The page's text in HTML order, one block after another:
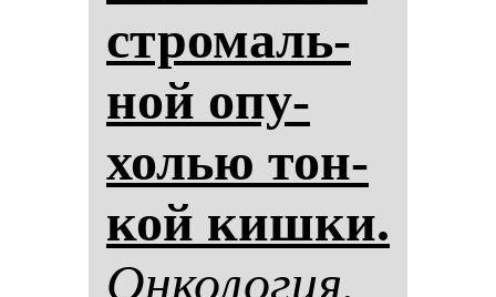
стро­маль­
ной опу­
холью тон­
кой киш­ки.
Он­ко­ло­гия.